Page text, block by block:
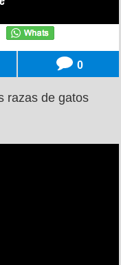
0
razas de gatos